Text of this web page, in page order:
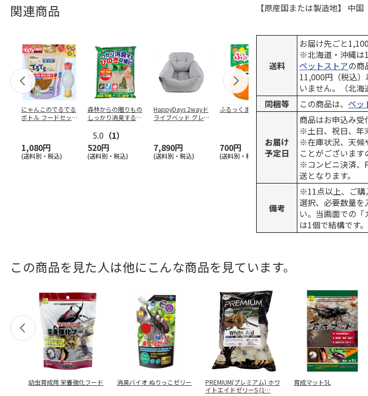
関連商品
にゃんこのでるでる
ボトル フードセッ
1,080円
(送料別・税込)
森林からの贈りもの
しっかり消臭するひ
5.0 （1）
520円
(送料別・税込)
HappyDays 2wayド
ライブベッド グレ
7,890円
(送料別・税込)
ふるっくま みかん
700円
(送料別・税込)
デオトイレ 飛び散
らない消臭・抗菌サ
ンド 4L
1,320円
(送料別・税込)
獣医
をと
イレ
レー
(送料
【原産国または製造地】 中国
送料
お届け先ごと
※北海道・沖縄は
ペットストアの商
11,000円（税込
いません。（北海
同梱等
この商品は、ペッ
お届け
予定日
商品はお申込み受
※土日、祝日、年
※在庫状況、天候
ことがございます
※コンビニ決済、
送となります。
備考
※11点以上、ご購
選択、必要数量
い。当画面での
は1個で結構です。
この商品を見た人は他にこんな商品を見ています。
幼虫育成用 栄養強化フード 消臭バイオ ぬりっこゼリー
PREMIUM(プレミアム) ホワ
イトエイドゼリーS (1 …
育成マット5L